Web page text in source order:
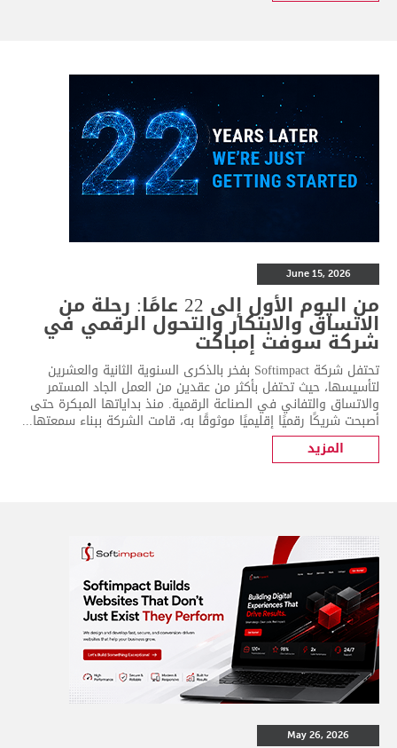
June 15, 2026
من اليوم الأول إلى 22 عامًا: رحلة من
الاتساق والابتكار والتحول الرقمي في
شركة سوفت إمباكت
تحتفل شركة Softimpact بفخر بالذكرى السنوية الثانية والعشرين
لتأسيسها، حيث تحتفل بأكثر من عقدين من العمل الجاد المستمر
والاتساق والتفاني في الصناعة الرقمية. منذ بداياتها المبكرة حتى
أصبحت شريكًا رقميًا إقليميًا موثوقًا به، قامت الشركة ببناء سمعتها...
المزيد
May 26, 2026